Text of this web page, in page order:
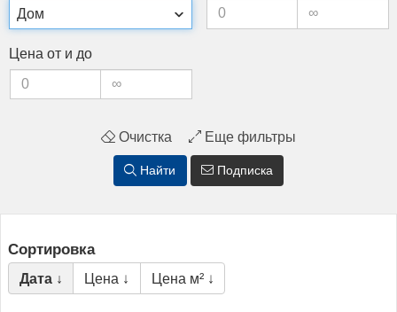
Це­на от и до
Очистка Еще фильтры
Найти Подписка
Сортировка
Дата ↓ Цена ↓ Цена м² ↓